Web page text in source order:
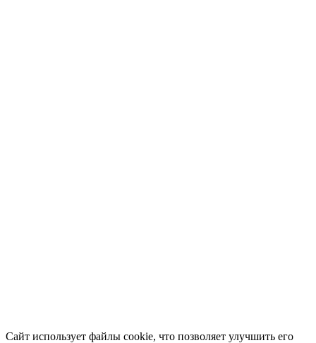
Сайт использует файлы cookie, что позволяет улучшить его